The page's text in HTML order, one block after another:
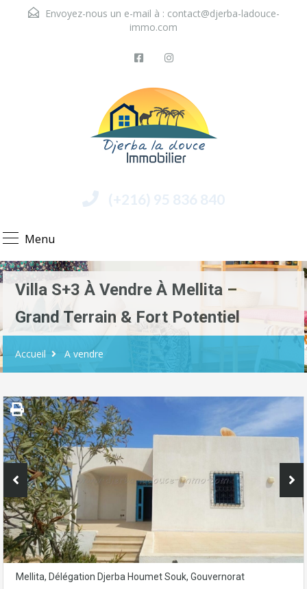
Envoyez-nous un e-mail à : contact@djerba-ladouce-
immo.com
(+216) 95 836 840
Menu
Villa S+3 À Vendre À Mellita –
Grand Terrain & Fort Potentiel
Accueil A vendre
Mellita, Délégation Djerba Houmet Souk, Gouvernorat